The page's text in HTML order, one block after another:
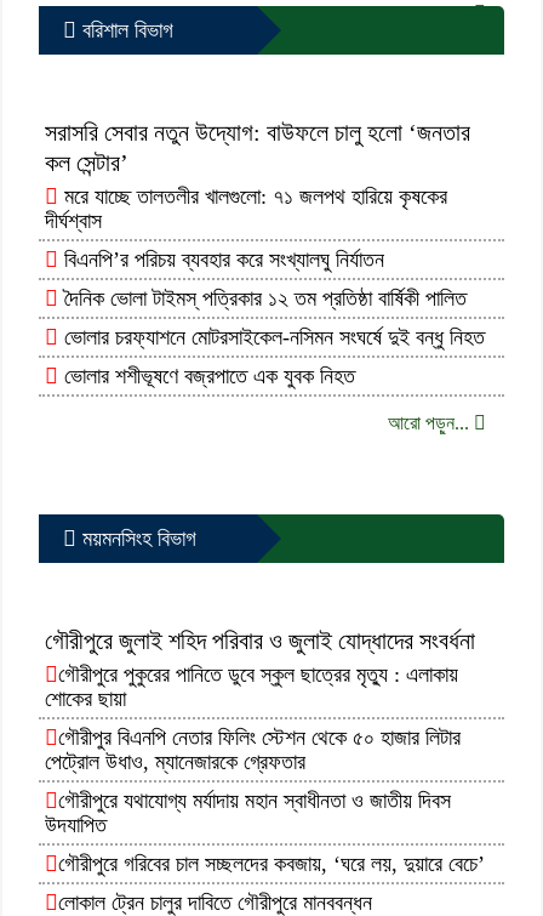
আরো পড়ুন...
বরিশাল বিভাগ
সরাসরি সেবার নতুন উদ্যোগ: বাউফলে চালু হলো ‘জনতার
কল সেন্টার’
মরে যাচ্ছে তালতলীর খালগুলো: ৭১ জলপথ হারিয়ে কৃষকের
দীর্ঘশ্বাস
বিএনপি’র পরিচয় ব্যবহার করে সংখ্যালঘু নির্যাতন
দৈনিক ভোলা টাইমস্ পত্রিকার ১২ তম প্রতিষ্ঠা বার্ষিকী পালিত
ভোলার চরফ্যাশনে মোটরসাইকেল-নসিমন সংঘর্ষে দুই বন্ধু নিহত
ভোলার শশীভূষণে বজ্রপাতে এক যুবক নিহত
আরো পড়ুন...
ময়মনসিংহ বিভাগ
গৌরীপুরে জুলাই শহিদ পরিবার ও জুলাই যোদ্ধাদের সংবর্ধনা
গৌরীপুরে পুকুরের পানিতে ডুবে স্কুল ছাত্রের মৃত্যু : এলাকায়
শোকের ছায়া
গৌরীপুর বিএনপি নেতার ফিলিং স্টেশন থেকে ৫০ হাজার লিটার
পেট্রোল উধাও, ম্যানেজারকে গ্রেফতার
গৌরীপুরে যথাযোগ্য মর্যাদায় মহান স্বাধীনতা ও জাতীয় দিবস
উদযাপিত
গৌরীপুরে গরিবের চাল সচ্ছলদের কবজায়, ‘ঘরে লয়, দুয়ারে বেচে’
লোকাল ট্রেন চালুর দাবিতে গৌরীপুরে মানববন্ধন